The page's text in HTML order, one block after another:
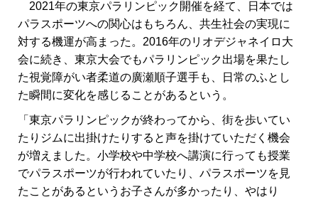
2021年の東京パラリンピック開催を経て、日本では
パラスポーツへの関心はもちろん、共生社会の実現に
対する機運が高まった。2016年のリオデジャネイロ大
会に続き、東京大会でもパラリンピック出場を果たし
た視覚障がい者柔道の廣瀬順子選手も、日常のふとし
た瞬間に変化を感じることがあるという。
「東京パラリンピックが終わってから、街を歩いてい
たりジムに出掛けたりすると声を掛けていただく機会
が増えました。小学校や中学校へ講演に行っても授業
でパラスポーツが行われていたり、パラスポーツを見
たことがあるというお子さんが多かったり、やはり